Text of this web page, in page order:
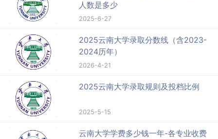
人数是多少
2025-6-27
2025云南大学录取分数线（含2023-
2024历年）
2026-4-21
2025云南大学录取规则及投档比例
2025-5-15
云南大学学费多少钱一年-各专业收费